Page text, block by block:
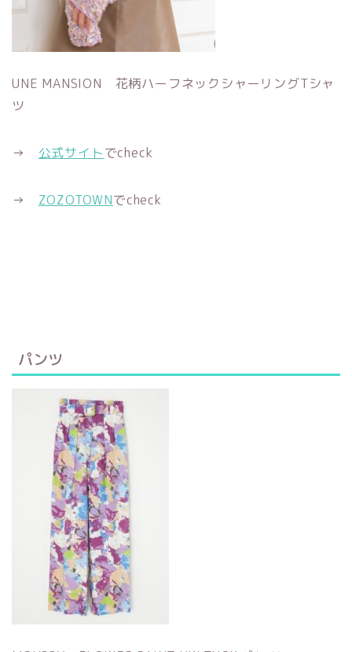
UNE MANSION 花柄ハーフネックシャーリングTシャ
ツ
→ 公式サイトでcheck
→ ZOZOTOWNでcheck
パンツ